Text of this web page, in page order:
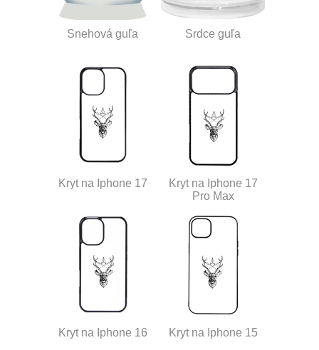
Snehová guľa Srdce guľa
Kryt na Iphone 17
Kryt na Iphone 17
Pro Max
Kryt na Iphone 16 Kryt na Iphone 15